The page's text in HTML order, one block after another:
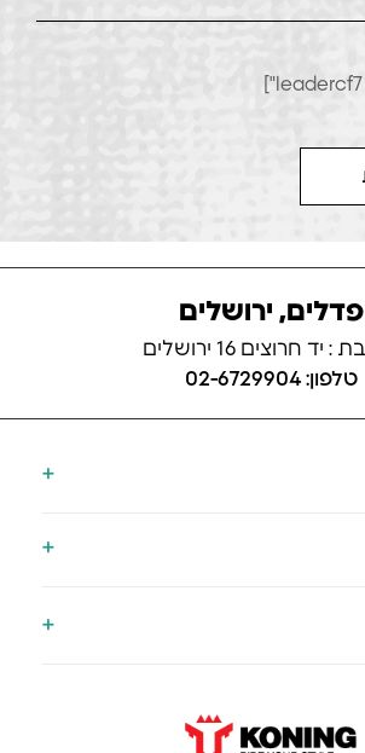
פדלים, ירושלים
יד חרוצים 16 ירושלים
טלפון: 02-6729904